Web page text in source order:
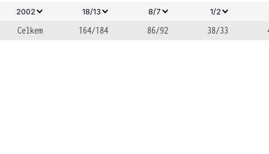
2002
18/13 8/7 1/2
Celkem 164/184 86/92 38/33